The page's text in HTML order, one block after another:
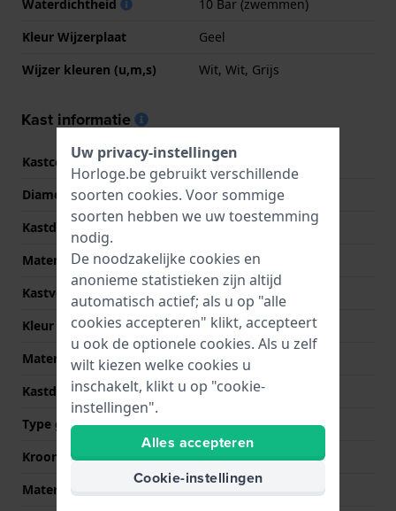
Waterdichtheid
10 Bar (zwemmen)
Kleur Wijzerplaat
Geel
Wijzer kleuren (u,m,s)
Wit, Wit, Grijs
Kast informatie
Kastcode
SSCU09J100
Diameter
44 mm
Kastdikte
Materiaal
Bio-plastic
Kastvorm
Rond
Kleur kast
Geel
Materiaal kastdeksel
Bio-plastic
Kastdeksel
Kast met batterijklep
Type glas
Acryl
Kroon
Trek kroon
Materiaal bezel
Bio-plastic
Uw privacy-instellingen
Horloge.be gebruikt verschillende
soorten cookies. Voor sommige
soorten hebben we uw toestemming
nodig.
De noodzakelijke cookies en
anonieme statistieken zijn altijd
automatisch actief; als u op "alle
cookies accepteren" klikt, accepteert
u ook de optionele cookies. Als u zelf
wilt kiezen welke cookies u
inschakelt, klikt u op "cookie-
instellingen".
Alles accepteren
Cookie-instellingen